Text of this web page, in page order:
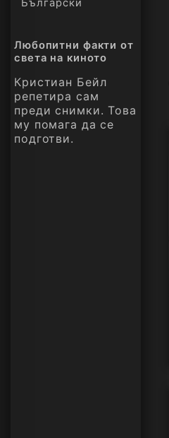
Български
Любопитни факти от
света на киното
Кристиан Бейл
репетира сам
преди снимки. Това
му помага да се
подготви.